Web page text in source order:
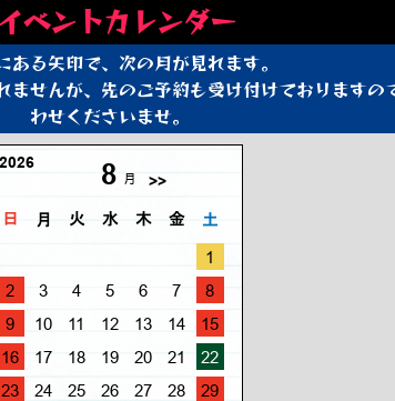
ベントカレンダー
ある矢印で、次の月が見れます。
ませんが、先のご予約も受け付けておりますの
わせくださいませ。